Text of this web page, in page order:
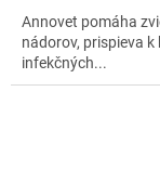
z
5
hviezdičiek.
Annovet pomáha
nádorov, prispieva
infekčných...